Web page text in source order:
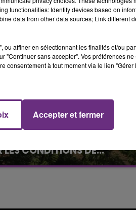
LES CONDITIONS DE...
de début des vendange
DE CAISSE
functionalities: Identify devices based on
data from other data sources; Link different
ou affiner en sélectionnant les finalités et/ou
"Continuer sans accepter". Vos préférences
consentement à tout moment via le lien
Accepter et fermer